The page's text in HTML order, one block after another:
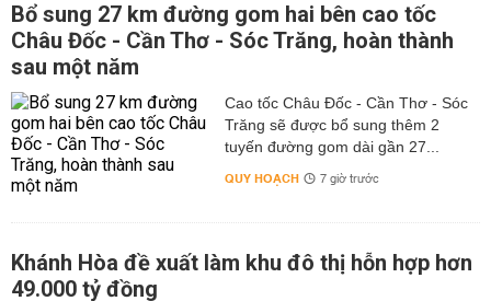
Bổ sung 27 km đường gom hai bên cao tốc
Châu Đốc - Cần Thơ - Sóc Trăng, hoàn thành
sau một năm
Cao tốc Châu Đốc - Cần Thơ - Sóc
Trăng sẽ được bổ sung thêm 2
tuyến đường gom dài gần 27...
QUY HOẠCH 7 giờ trước
Khánh Hòa đề xuất làm khu đô thị hỗn hợp hơn
49.000 tỷ đồng